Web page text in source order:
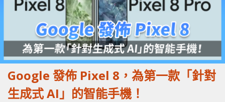
Google 發佈 Pixel 8，為第一款「針對
生成式 AI」的智能手機！